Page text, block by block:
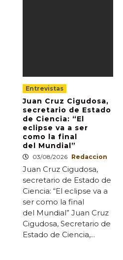
Entrevistas
Juan Cruz Cigudosa,
secretario de Estado
de Ciencia: “El
eclipse va a ser
como la final
del Mundial”
03/08/2026 Redaccion
Juan Cruz Cigudosa,
secretario de Estado de
Ciencia: “El eclipse va a
ser como la final
del Mundial” Juan Cruz
Cigudosa, Secretario de
Estado de Ciencia,...